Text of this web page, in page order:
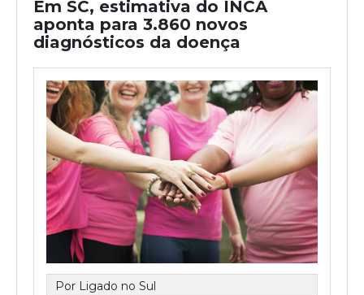
Em SC, estimativa do INCA
aponta para 3.860 novos
diagnósticos da doença
Por Ligado no Sul